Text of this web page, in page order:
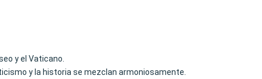
y el Vaticano.
y la historia se mezclan armoniosamente.